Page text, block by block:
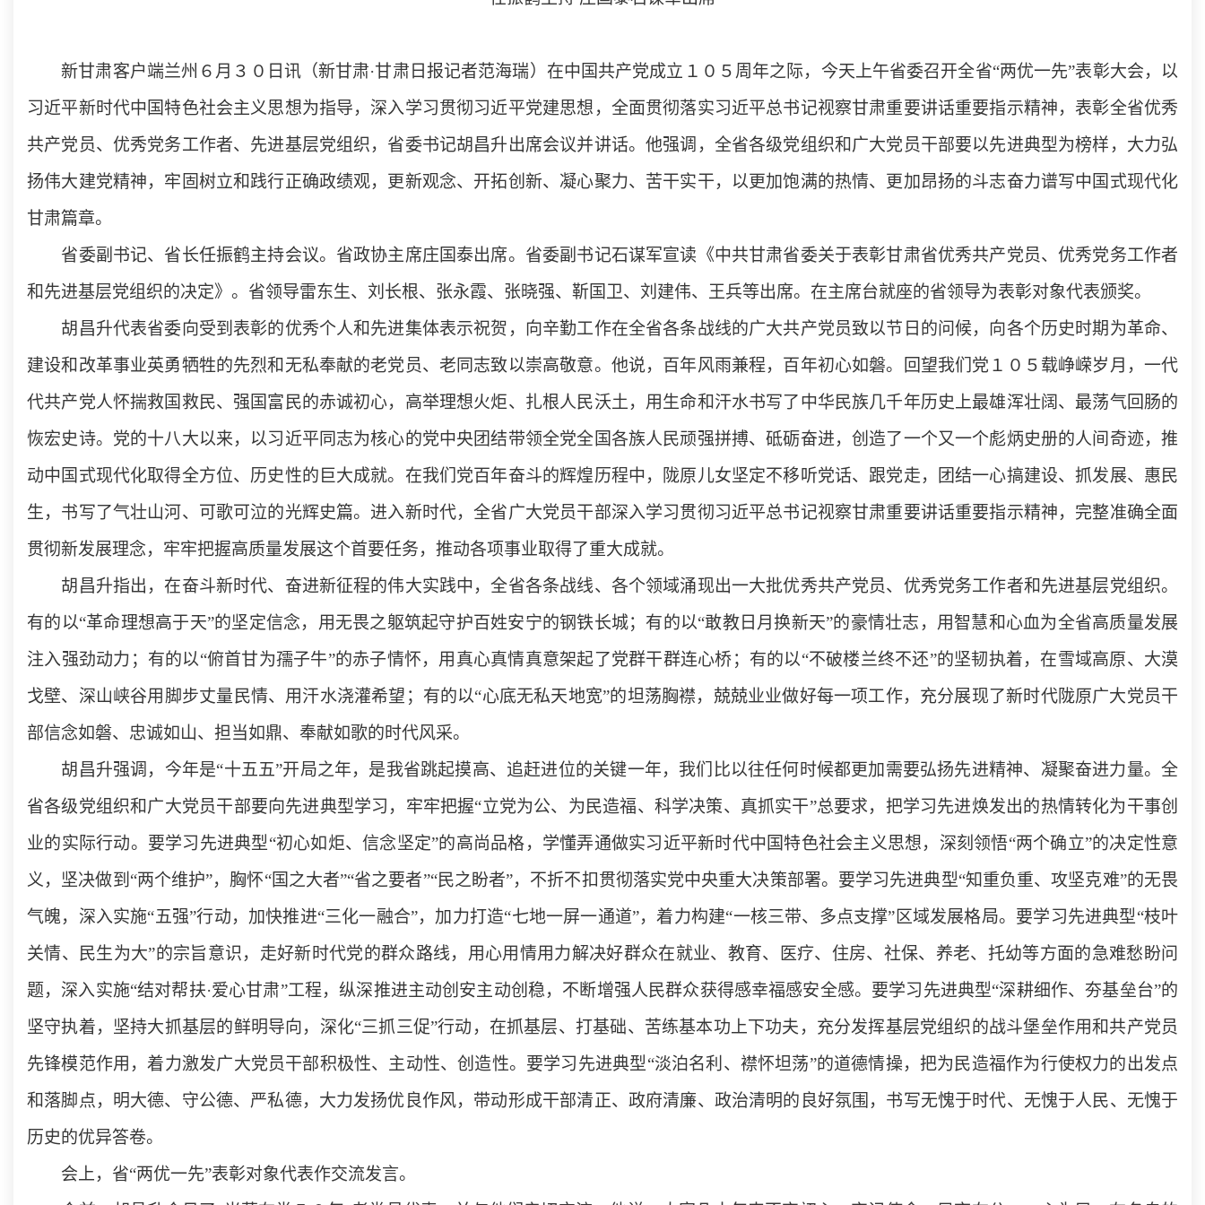
新甘肃客户端兰州６月３０日讯（新甘肃·甘肃日报记者范海瑞）在中国共产党成立１０５周年之际，今天上午省委召开全省“两优一先”表彰大会，以
习近平新时代中国特色社会主义思想为指导，深入学习贯彻习近平党建思想，全面贯彻落实习近平总书记视察甘肃重要讲话重要指示精神，表彰全省优秀
共产党员、优秀党务工作者、先进基层党组织，省委书记胡昌升出席会议并讲话。他强调，全省各级党组织和广大党员干部要以先进典型为榜样，大力弘
扬伟大建党精神，牢固树立和践行正确政绩观，更新观念、开拓创新、凝心聚力、苦干实干，以更加饱满的热情、更加昂扬的斗志奋力谱写中国式现代化
甘肃篇章。
省委副书记、省长任振鹤主持会议。省政协主席庄国泰出席。省委副书记石谋军宣读《中共甘肃省委关于表彰甘肃省优秀共产党员、优秀党务工作者
和先进基层党组织的决定》。省领导雷东生、刘长根、张永霞、张晓强、靳国卫、刘建伟、王兵等出席。在主席台就座的省领导为表彰对象代表颁奖。
胡昌升代表省委向受到表彰的优秀个人和先进集体表示祝贺，向辛勤工作在全省各条战线的广大共产党员致以节日的问候，向各个历史时期为革命、
建设和改革事业英勇牺牲的先烈和无私奉献的老党员、老同志致以崇高敬意。他说，百年风雨兼程，百年初心如磐。回望我们党１０５载峥嵘岁月，一代
代共产党人怀揣救国救民、强国富民的赤诚初心，高举理想火炬、扎根人民沃土，用生命和汗水书写了中华民族几千年历史上最雄浑壮阔、最荡气回肠的
恢宏史诗。党的十八大以来，以习近平同志为核心的党中央团结带领全党全国各族人民顽强拼搏、砥砺奋进，创造了一个又一个彪炳史册的人间奇迹，推
动中国式现代化取得全方位、历史性的巨大成就。在我们党百年奋斗的辉煌历程中，陇原儿女坚定不移听党话、跟党走，团结一心搞建设、抓发展、惠民
生，书写了气壮山河、可歌可泣的光辉史篇。进入新时代，全省广大党员干部深入学习贯彻习近平总书记视察甘肃重要讲话重要指示精神，完整准确全面
贯彻新发展理念，牢牢把握高质量发展这个首要任务，推动各项事业取得了重大成就。
胡昌升指出，在奋斗新时代、奋进新征程的伟大实践中，全省各条战线、各个领域涌现出一大批优秀共产党员、优秀党务工作者和先进基层党组织。
有的以“革命理想高于天”的坚定信念，用无畏之躯筑起守护百姓安宁的钢铁长城；有的以“敢教日月换新天”的豪情壮志，用智慧和心血为全省高质量发展
注入强劲动力；有的以“俯首甘为孺子牛”的赤子情怀，用真心真情真意架起了党群干群连心桥；有的以“不破楼兰终不还”的坚韧执着，在雪域高原、大漠
戈壁、深山峡谷用脚步丈量民情、用汗水浇灌希望；有的以“心底无私天地宽”的坦荡胸襟，兢兢业业做好每一项工作，充分展现了新时代陇原广大党员干
部信念如磐、忠诚如山、担当如鼎、奉献如歌的时代风采。
胡昌升强调，今年是“十五五”开局之年，是我省跳起摸高、追赶进位的关键一年，我们比以往任何时候都更加需要弘扬先进精神、凝聚奋进力量。全
省各级党组织和广大党员干部要向先进典型学习，牢牢把握“立党为公、为民造福、科学决策、真抓实干”总要求，把学习先进焕发出的热情转化为干事创
业的实际行动。要学习先进典型“初心如炬、信念坚定”的高尚品格，学懂弄通做实习近平新时代中国特色社会主义思想，深刻领悟“两个确立”的决定性意
义，坚决做到“两个维护”，胸怀“国之大者”“省之要者”“民之盼者”，不折不扣贯彻落实党中央重大决策部署。要学习先进典型“知重负重、攻坚克难”的无畏
气魄，深入实施“五强”行动，加快推进“三化一融合”，加力打造“七地一屏一通道”，着力构建“一核三带、多点支撑”区域发展格局。要学习先进典型“枝叶
关情、民生为大”的宗旨意识，走好新时代党的群众路线，用心用情用力解决好群众在就业、教育、医疗、住房、社保、养老、托幼等方面的急难愁盼问
题，深入实施“结对帮扶·爱心甘肃”工程，纵深推进主动创安主动创稳，不断增强人民群众获得感幸福感安全感。要学习先进典型“深耕细作、夯基垒台”的
坚守执着，坚持大抓基层的鲜明导向，深化“三抓三促”行动，在抓基层、打基础、苦练基本功上下功夫，充分发挥基层党组织的战斗堡垒作用和共产党员
先锋模范作用，着力激发广大党员干部积极性、主动性、创造性。要学习先进典型“淡泊名利、襟怀坦荡”的道德情操，把为民造福作为行使权力的出发点
和落脚点，明大德、守公德、严私德，大力发扬优良作风，带动形成干部清正、政府清廉、政治清明的良好氛围，书写无愧于时代、无愧于人民、无愧于
历史的优异答卷。
会上，省“两优一先”表彰对象代表作交流发言。